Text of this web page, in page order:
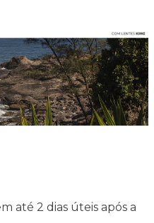
até 2 dias úteis após a